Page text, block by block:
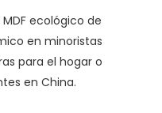
ecológico de
en minoristas
para el hogar o
en China.